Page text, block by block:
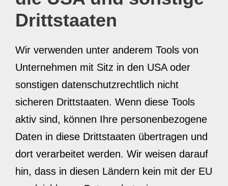
Drittstaaten
Wir verwenden unter anderem Tools von
Unternehmen mit Sitz in den USA oder
sonstigen datenschutzrechtlich nicht
sicheren Drittstaaten. Wenn diese Tools
aktiv sind, können Ihre personenbezogene
Daten in diese Drittstaaten übertragen und
dort verarbeitet werden. Wir weisen darauf
hin, dass in diesen Ländern kein mit der EU